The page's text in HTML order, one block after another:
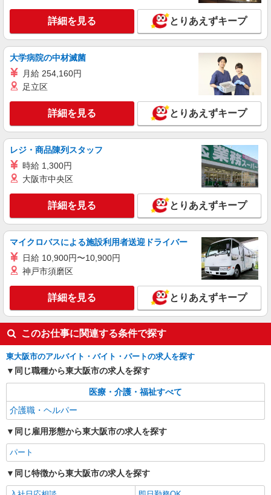
株式会社kotrio /●OS-H1-1953610
布施駅▼綺麗なサ高住で生活ケア▼清掃やフロ
アの巡回など
時給1550円〜2187円 ＜日払い有/週払い有/交
通費全支給(ガソリン代含む)＞
詳細を見る
派遣社員
株式会社kotrio /●OS-H1-2015044
八戸ノ里駅★未経験OKの人間関係に悩まない
時給1550円〜2187円 ＜日払い有/週払い有/交
通費全支給(ガソリン代含む)＞
東大阪市
キープ 詳細を見る
株式会社kotrio /●OS-H1-2103548
落ち着いた少人数環境/グループホームで暮ら
しの手伝い◆週3〜OK
時給1550円〜2187円 ＜日払い有/週払い有/交
通費全支給(ガソリン代含む)＞
東大阪市
詳細を見る
詳細を見る とりあえずキープ
大学病院の中材滅菌
月給 254,160円
足立区
詳細を見る とりあえずキープ
レジ・商品陳列スタッフ
時給 1,300円
大阪市中央区
詳細を見る とりあえずキープ
マイクロバスによる施設利用者送迎ドライバー
日給 10,900円〜10,900円
神戸市須磨区
詳細を見る とりあえずキープ
このお仕事に関連する条件で探す
東大阪市のアルバイト・バイト・パートの求人を探す
同じ職種から東大阪市の求人を探す
医療・介護・福祉すべて
介護職・ヘルパー
同じ雇用形態から東大阪市の求人を探す
パート
同じ特徴から東大阪市の求人を探す